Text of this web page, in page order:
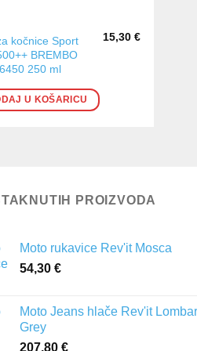
kočnice Sport
BREMBO
250 ml
15,30€
U KOŠARICU
PROIZVODA
Moto rukavice Rev'it Mosca
54,30 €
Moto Jeans hlače Rev'it
Grey
207,80 €